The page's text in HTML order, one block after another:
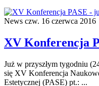
News czw. 16 czerwca 2016
XV Konferencja
Już w przyszłym tygodniu
się XV Konferencja
Estetycznej (PASE) pt.: ...